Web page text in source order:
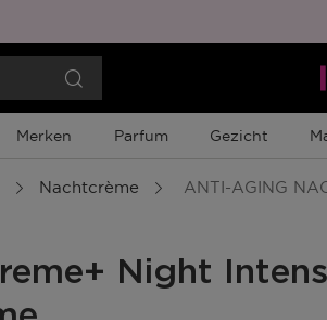
Merken Parfum Gezicht
Nachtcrème ANTI-AGING
Night